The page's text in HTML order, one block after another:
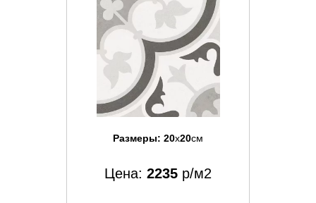
Размеры: 20x20см
Цена: 2235 р/м2